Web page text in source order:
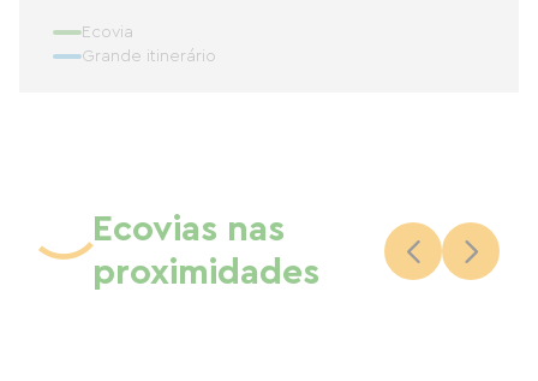
Ecovia
Grande itinerário
Ecovias nas
proximidades